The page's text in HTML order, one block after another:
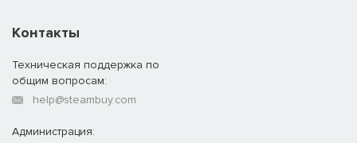
Контакты
Техническая поддержка по
общим вопросам:
help@steambuy.com
Администрация: